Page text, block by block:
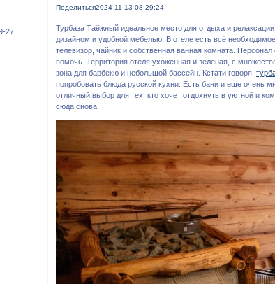
Поделиться2024-11-13 08:29:24
27
Турбаза Таёжный идеальное место для отдыха и
дизайном и удобной мебелью. В отеле есть всё
телевизор, чайник и собственная ванная комната.
помочь. Территория отеля ухоженная и зелёная, с
зона для барбекю и небольшой бассейн. Кстати говоря,
попробовать блюда русской кухни. Есть бани и еще очень
отличный выбор для тех, кто хочет отдохнуть в уютной и
сюда снова.